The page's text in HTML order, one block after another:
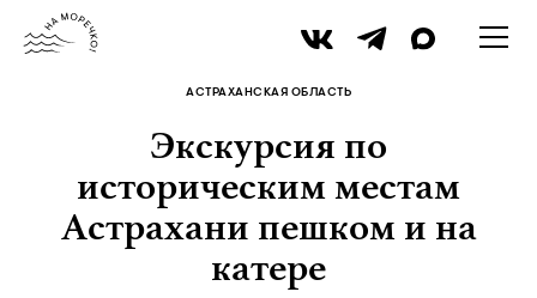
АСТРАХАНСКАЯ ОБЛАСТЬ
Экскурсия по
историческим местам
Астрахани пешком и на
катере